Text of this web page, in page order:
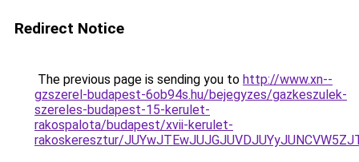
Redirect Notice
The previous page is sending you to http://www.xn--
gzszerel-budapest-6ob94s.hu/bejegyzes/gazkeszulek-
szereles-budapest-15-kerulet-
rakospalota/budapest/xvii-kerulet-
rakoskeresztur/